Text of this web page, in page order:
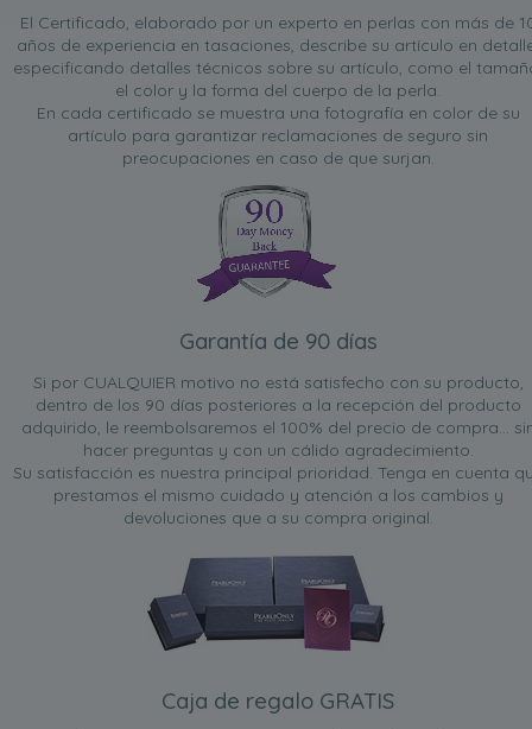
El Certificado, elaborado por un experto en perlas con más de
años de experiencia en tasaciones, describe su artículo en
especificando detalles técnicos sobre su artículo, como el
el color y la forma del cuerpo de la perla.
En cada certificado se muestra una fotografía en color de su
artículo para garantizar reclamaciones de seguro sin
preocupaciones en caso de que surjan.
Garantía de 90 días
Si por CUALQUIER motivo no está satisfecho con su producto,
dentro de los 90 días posteriores a la recepción del producto
adquirido, le reembolsaremos el 100% del precio de compra...
hacer preguntas y con un cálido agradecimiento.
Su satisfacción es nuestra principal prioridad. Tenga en cuenta
prestamos el mismo cuidado y atención a los cambios y
devoluciones que a su compra original.
Caja de regalo GRATIS